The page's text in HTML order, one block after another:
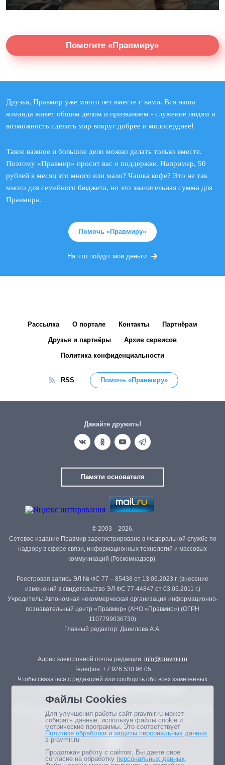
Помогите «Правмиру»
Друзья, Правмир уже много лет вместе с вами. Вся наша
команда живет общим делом и призванием - служение людям и
возможность сделать мир вокруг добрее и милосерднее!
Такое важное и большое дело можно делать только вместе.
Поэтому «Правмир» просит вас о поддержке. Например, 50
рублей в месяц это много или мало? Чашка кофе? Это не так
много для семейного бюджета, но это значительная сумма для
Правмира.
Помочь «Правмиру»
На что пойдут мои деньги
Рассылка О портале Контакты Партнёрам
Друзья и партнёры Архив сервисов
Политика конфиденциальности
RSS Помочь «Правмиру»
Давайте дружить!
Памяти основателя
© 2003—2026.
Сетевое издание Правмир зарегистрировано в Федеральной службе по
надзору в сфере связи, информационных технологий и массовых
коммуникаций (Роскомнадзор).
Реестровая запись ЭЛ № ФС 77 – 85438 от 13.06.2023 г. (внесение
изменений в свидетельство ЭЛ ФС 77-44847 от 03.05.2011 г.)
Учредитель: Автономная некоммерческая организация информационно-
познавательный центр «Правмир» (АНО «Правмир») (ОГРН
1107799036730)
Главный редактор: Данилова А.А.
Адрес электронной почты редакции: info@pravmir.ru
Телефон: +7 926 530 96 05
Чтобы связаться с редакцией или сообщить обо всех замеченных
Републикация материалов сайта в печатных изданиях (книгах, прессе)
возможна только с письменного разрешения редакции.
Файлы Cookies
Для улучшения работы сайт pravmir.ru может
собирать данные, используя файлы cookie и
метрические программы. Это соответствует
Политике обработки и защиты персональных данных
в pravmir.ru
Продолжая работу с сайтом, Вы даете свое
согласие на обработку персональных данных.